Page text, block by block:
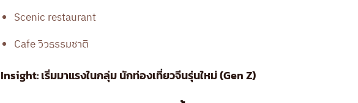
Scenic restaurant
Cafe วิวธรรมชาติ
Insight: เริ่มมาแรงในกลุ่ม นักท่องเที่ยวจีนรุ่นใหม่ (Gen Z)